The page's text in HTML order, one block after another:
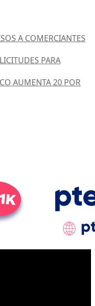
A COMERCIANTES
PARA
AUMENTA 20 POR